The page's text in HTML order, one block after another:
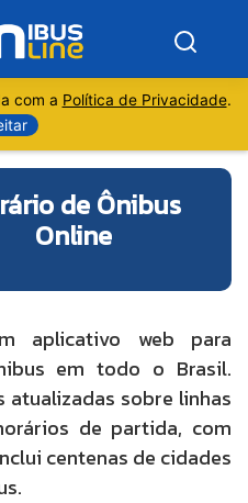
com a Política de Privacidade.
de Ônibus
Online
aplicativo web para
em todo o Brasil.
sobre linhas
de partida, com
centenas de cidades